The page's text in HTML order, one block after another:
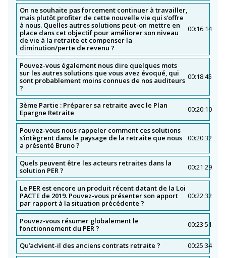
On ne souhaite pas forcement continuer à travailler,
mais plutôt profiter de cette nouvelle vie qui s’offre
à nous. Quelles autres solutions peut-on mettre en
place dans cet objectif pour améliorer son niveau
de vie à la retraite et compenser la
diminution/perte de revenu ?
00:16:14
Pouvez-vous également nous dire quelques mots
sur les autres solutions que vous avez évoqué, qui
sont probablement moins connues de nos auditeurs
?
00:18:45
3ème Partie : Préparer sa retraite avec le Plan
Epargne Retraite
00:20:10
Pouvez-vous nous rappeler comment ces solutions
s’intègrent dans le paysage de la retraite que nous
a présenté Bruno ?
00:20:32
Quels peuvent être les acteurs retraites dans la
solution PER ?
00:21:29
Le PER est encore un produit récent datant de la Loi
PACTE de 2019. Pouvez-vous présenter son apport
par rapport à la situation précédente ?
00:22:32
Pouvez-vous résumer globalement le
fonctionnement du PER ?
00:23:51
Qu’advient-il des anciens contrats retraite ?
00:25:34